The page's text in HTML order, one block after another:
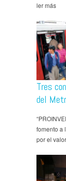
ler más
Tres
del
fomento a
por el